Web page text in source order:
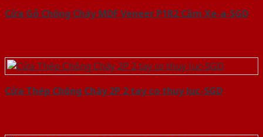
Cửa Gỗ Chống Cháy MDF Veneer P1R2 Căm Xe-a-SGD
Cửa Thép Chống Cháy 2P 2 tay co thuy luc-SGD